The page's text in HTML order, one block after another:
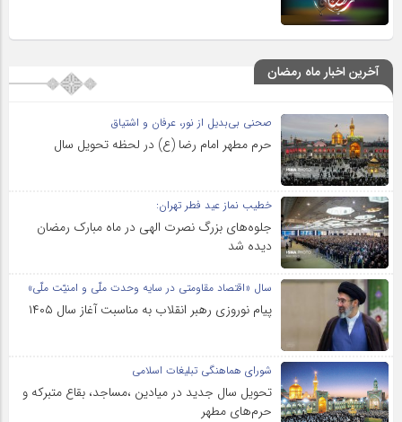
آخرین اخبار ماه رمضان
صحنی بی‌بدیل از نور، عرفان و اشتیاق
حرم مطهر امام رضا (ع) در لحظه تحویل سال
خطیب نماز عید فطر تهران:
جلوه‌های بزرگ نصرت الهی در ماه مبارک رمضان
دیده شد
سال «اقتصاد مقاومتی در سایه وحدت ملّی و امنیّت ملّی»
پیام نوروزی رهبر انقلاب به مناسبت آغاز سال ۱۴۰۵
شورای هماهنگی تبلیغات اسلامی
تحویل سال‌ جدید در میادین ،مساجد، بقاع متبرکه‌ و
حرم‌های‌ مطهر